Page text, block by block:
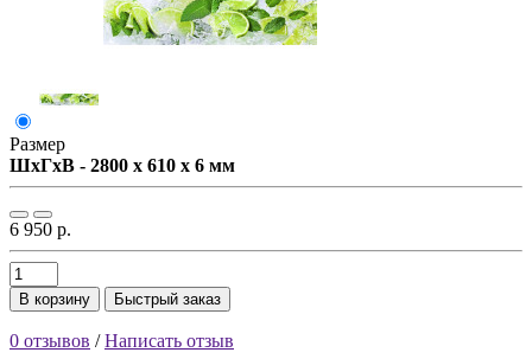
Размер
ШxГxВ - 2800 x 610 x 6 мм
6 950 р.
В корзину Быстрый заказ
0 отзывов /Написать отзыв